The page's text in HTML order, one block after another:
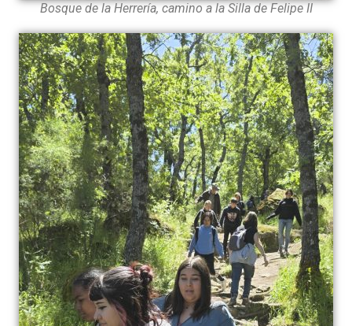
Bosque de la Herrería, camino a la Silla de Felipe II